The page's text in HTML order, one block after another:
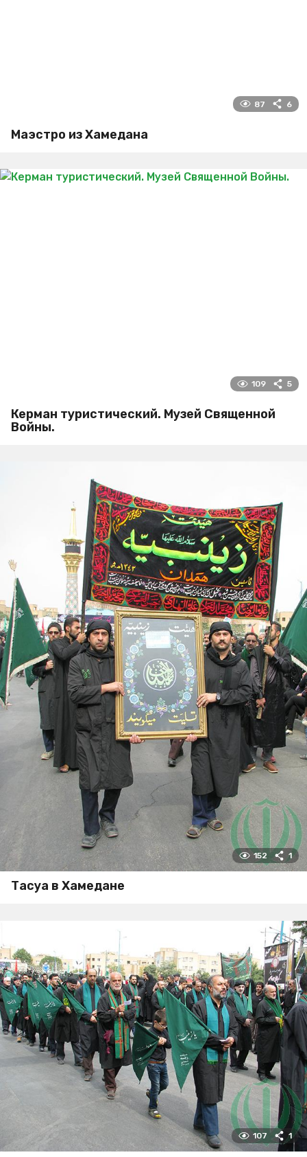
87 6
Маэстро из Хамедана
109 5
Керман туристический. Музей Священной
Войны.
152 1
Тасуа в Хамедане
107 1